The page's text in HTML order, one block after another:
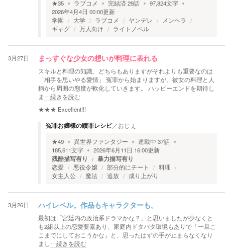
★35 ラブコメ 完結済29話 97,824文字
2026年4月4日 00:00更新
学園
大学 ラブコメ ヤンデレ
メンヘラ
ギャグ
万人向け ライトノベル
3月27日 まっすぐな少女の想いが料理に表れる
スキルと料理の知識、どちらもありますがそれよりも重要なのは
「相手を思いやる愛情」 冤罪から始まりますが、彼女の料理と人
柄から周囲の態度が軟化していきます。 ハッピーエンドを期待し
ま …続きを読む
★★★ Excellent!!!
冤罪お嬢様の贖罪レシピ／おじぇ
★49 異世界ファンタジー 連載中 37話
185,611文字 2026年6月11日 16:00更新
残酷描写有り 暴力描写有り
恋愛 悪役令嬢 部分的にチート
料理
女主人公
魔法 追放 成り上がり
3月26日 ハイレベル。作品もキャラクターも。
最初は「宮廷内の政治系ドラマかな？」と思いましたが少なくと
も2組以上の恋愛要素あり、家庭内ドタバタ環境もありで「一旦こ
こまでにしておこうかな」と、思ったはずの手が止まらなくなり
まし…続きを読む